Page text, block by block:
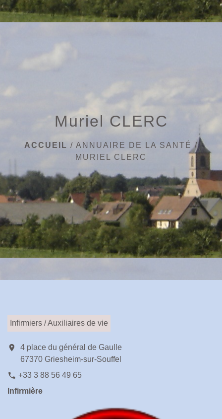
menu
Muriel CLERC
ACCUEIL / ANNUAIRE DE LA SANTÉ /
MURIEL CLERC
Infirmiers / Auxiliaires de vie
location_on
4 place du général de Gaulle
67370 Griesheim-sur-Souffel
phone +33 3 88 56 49 65
Infirmière